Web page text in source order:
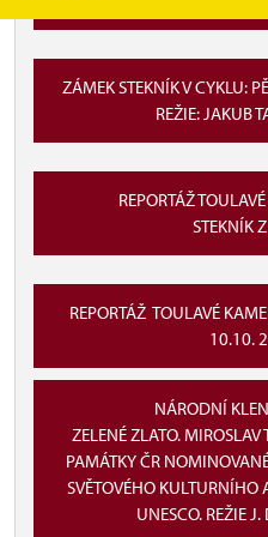
ZÁMEK STEKNÍK V CYKLU:
REŽIE: JAKUB
REPORTÁŽ
STEKNÍK
REPORTÁŽ TOULAVÉ
10.10.
NÁRODNÍ
ZELENÉ ZLATO. MIROSLAV
PAMÁTKY ČR
SVĚTOVÉHO
UNESCO. REŽIE